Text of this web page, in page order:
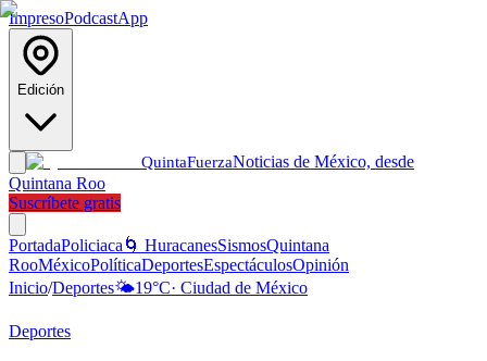
ImpresoPodcastApp
Edición
QuintaFuerzaNoticias de México, desde
Quintana Roo
Suscríbete gratis
PortadaPoliciaca 🌀 HuracanesSismosQuintana
RooMéxicoPolíticaDeportesEspectáculosOpinión
Inicio/Deportes🌤️19°C· Ciudad de México
Deportes